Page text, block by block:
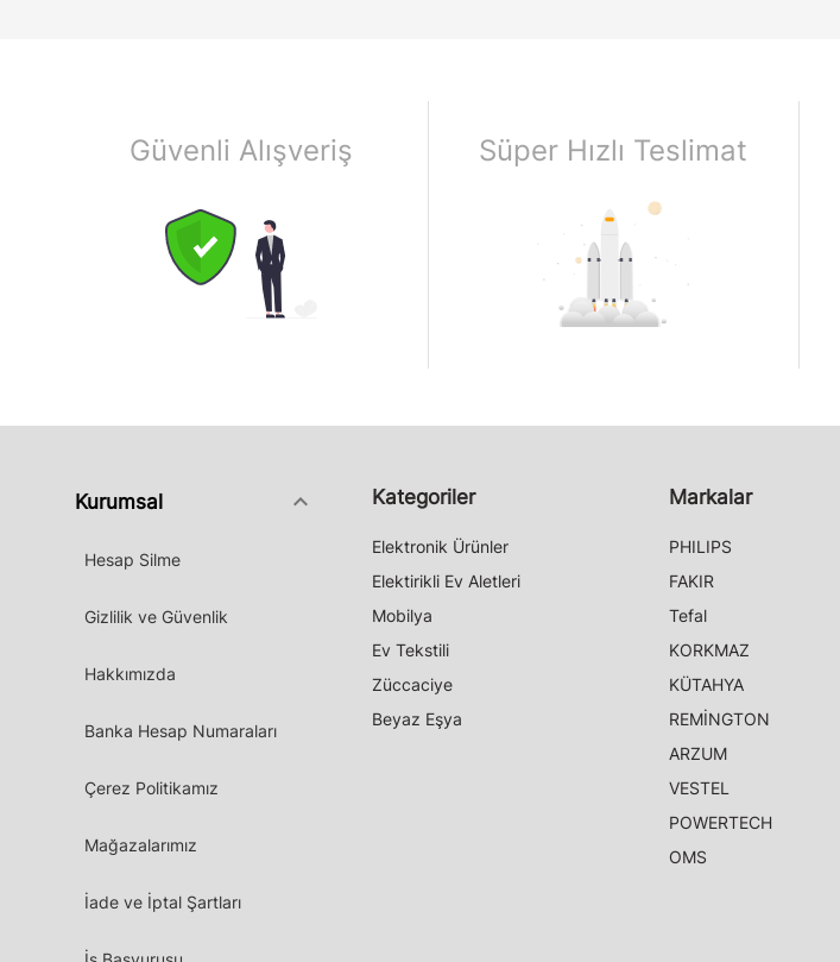
Güvenli Alışveriş Süper Hızlı Teslimat
Kurumsal keyboard_arrow_down
Hesap Silme
Gizlilik ve Güvenlik
Hakkımızda
Banka Hesap Numaraları
Çerez Politikamız
Mağazalarımız
İade ve İptal Şartları
Kategoriler
Elektronik Ürünler
Elektirikli Ev Aletleri
Mobilya
Ev Tekstili
Züccaciye
Beyaz Eşya
Markalar
PHILIPS
FAKIR
Tefal
KORKMAZ
KÜTAHYA
REMİNGTON
ARZUM
VESTEL
POWERTECH
OMS